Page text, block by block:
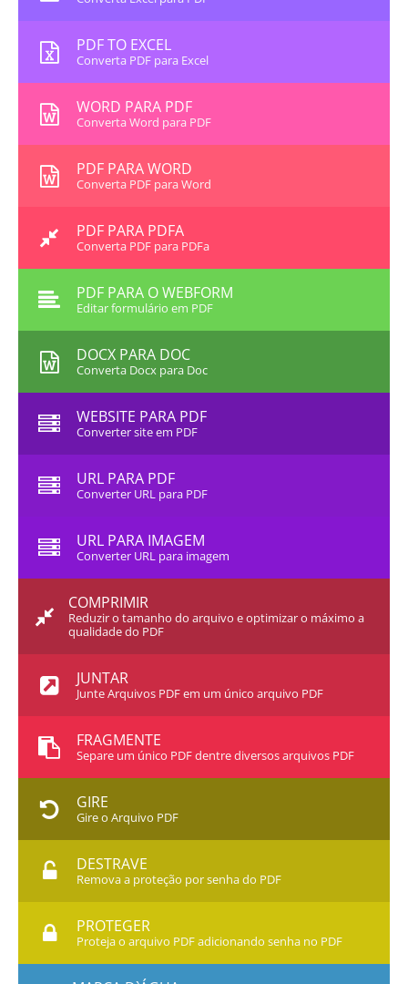
PDF TO EXCEL
Converta PDF para Excel
WORD PARA PDF
Converta Word para PDF
PDF PARA WORD
Converta PDF para Word
PDF PARA PDFA
Converta PDF para PDFa
PDF PARA O WEBFORM
Editar formulário em PDF
DOCX PARA DOC
Converta Docx para Doc
WEBSITE PARA PDF
Converter site em PDF
URL PARA PDF
Converter URL para PDF
URL PARA IMAGEM
Converter URL para imagem
COMPRIMIR
Reduzir o tamanho do arquivo e optimizar o máximo a
qualidade do PDF
JUNTAR
Junte Arquivos PDF em um único arquivo PDF
FRAGMENTE
Separe um único PDF dentre diversos arquivos PDF
GIRE
Gire o Arquivo PDF
DESTRAVE
Remova a proteção por senha do PDF
PROTEGER
Proteja o arquivo PDF adicionando senha no PDF